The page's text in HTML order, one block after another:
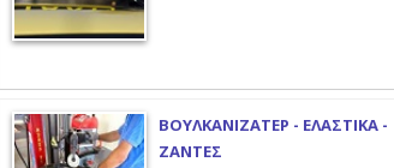
ΒΟΥΛΚΑΝΙΖΑΤΕΡ - ΕΛΑΣΤΙΚΑ -
ΖΑΝΤΕΣ